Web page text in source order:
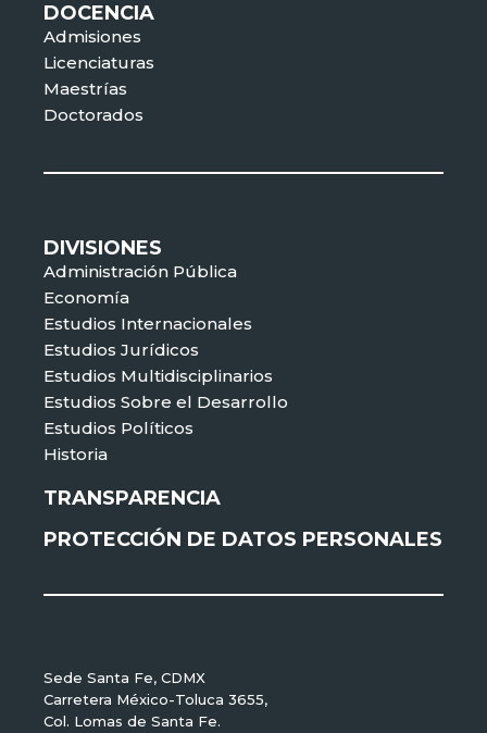
DOCENCIA
Admisiones
Licenciaturas
Maestrías
Doctorados
DIVISIONES
Administración Pública
Economía
Estudios Internacionales
Estudios Jurídicos
Estudios Multidisciplinarios
Estudios Sobre el Desarrollo
Estudios Políticos
Historia
TRANSPARENCIA
PROTECCIÓN DE DATOS PERSONALES
Sede Santa Fe, CDMX
Carretera México-Toluca 3655,
Col. Lomas de Santa Fe.